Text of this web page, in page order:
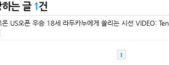
는 글 1건
온 US오픈 우승 18세 라두카누에게 쏠리는 시선
1